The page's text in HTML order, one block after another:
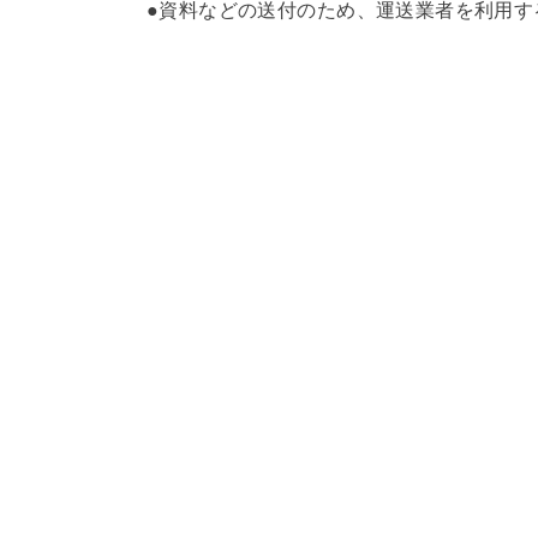
●資料などの送付のため、運送業者を利用